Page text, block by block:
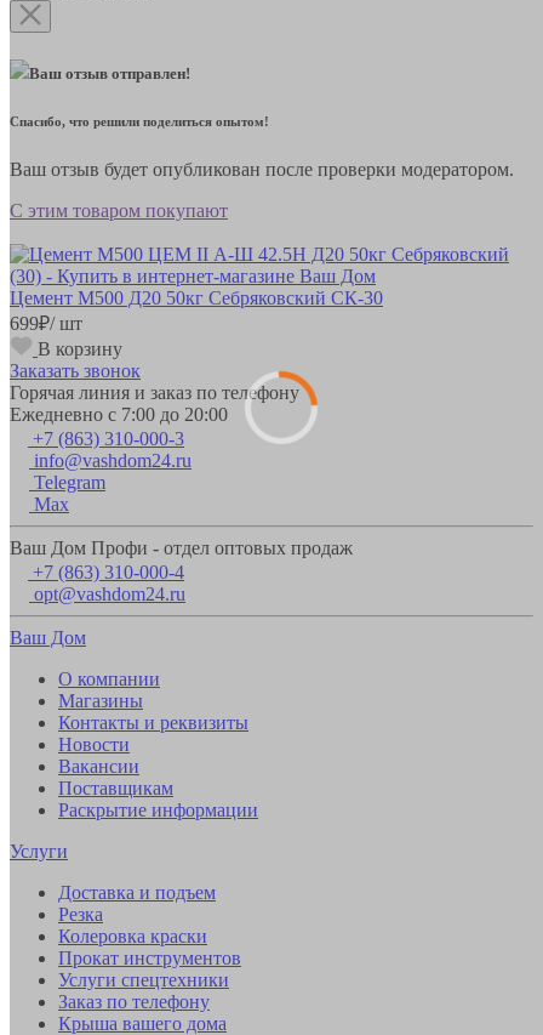
Ваш отзыв отправлен!
Спасибо, что решили поделиться опытом!
Ваш отзыв будет опубликован после проверки модератором.
С этим товаром покупают
Цемент М500 Д20 50кг Себряковский СК-30
699₽/ шт
В корзину
Заказать звонок
Горячая линия и заказ по телефону
Ежедневно с 7:00 до 20:00
+7 (863) 310-000-3
info@vashdom24.ru
Telegram
Max
Ваш Дом Профи - отдел оптовых продаж
+7 (863) 310-000-4
opt@vashdom24.ru
Ваш Дом
О компании
Магазины
Контакты и реквизиты
Новости
Вакансии
Поставщикам
Раскрытие информации
Услуги
Доставка и подъем
Резка
Колеровка краски
Прокат инструментов
Услуги спецтехники
Заказ по телефону
Крыша вашего дома